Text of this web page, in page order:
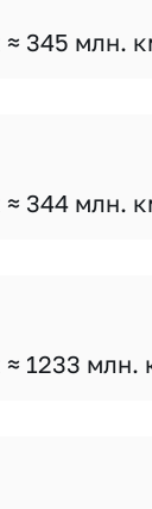
≈ 345 млн.
≈ 344 млн.
≈ 1233 млн.